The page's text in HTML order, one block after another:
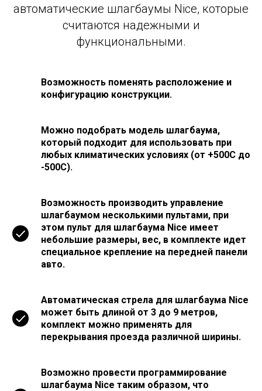
автоматические шлагбаумы Nice, которые
считаются надежными и
функциональными.
Возможность поменять расположение и
конфигурацию конструкции.
Можно подобрать модель шлагбаума,
который подходит для использовать при
любых климатических условиях (от +500С до
-500С).
Возможность производить управление
шлагбаумом несколькими пультами, при
этом пульт для шлагбаума Nice имеет
небольшие размеры, вес, в комплекте идет
специальное крепление на передней панели
авто.
Автоматическая стрела для шлагбаума Nice
может быть длиной от 3 до 9 метров,
комплект можно применять для
перекрывания проезда различной ширины.
Возможно провести программирование
шлагбаума Nice таким образом, что